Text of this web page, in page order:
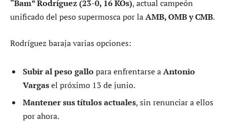
“Bam” Rodríguez (23-0, 16 KOs), actual campeón
unificado del peso supermosca por laAMB, OMB y CMB.
Rodríguez baraja varias opciones:
Subir al peso gallo para enfrentarse aAntonio
Vargasel próximo 13 de junio.
Mantener sus títulos actuales, sin renunciar a ellos
por ahora.